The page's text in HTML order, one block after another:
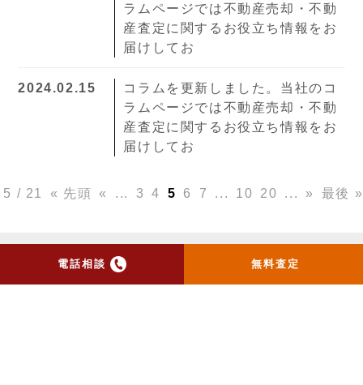
電話相談 無料査定
ラムページでは不動産売却・不動
産査定に関するお役立ち情報をお
届けしてお
2024.02.15
コラムを更新しました。当社のコ
ラムページでは不動産売却・不動
産査定に関するお役立ち情報をお
届けしてお
5 / 21 « 先頭 « ... 3 4 5 6 7 ... 10 20 ... » 最後 »